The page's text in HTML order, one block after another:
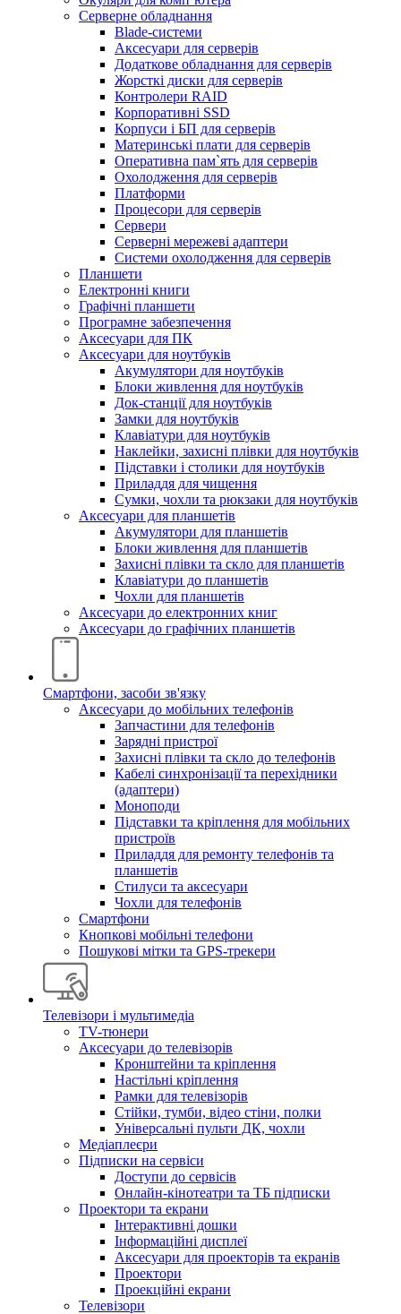
Серверне обладнання
Blade-системи
Аксесуари для серверів
Додаткове обладнання для серверів
Жорсткі диски для серверів
Контролери RAID
Корпоративні SSD
Корпуси і БП для серверів
Материнські плати для серверів
Оперативна пам`ять для серверів
Охолодження для серверів
Платформи
Процесори для серверів
Сервери
Серверні мережеві адаптери
Системи охолодження для серверів
Планшети
Електронні книги
Графічні планшети
Програмне забезпечення
Аксесуари для ПК
Аксесуари для ноутбуків
Акумулятори для ноутбуків
Блоки живлення для ноутбуків
Док-станції для ноутбуків
Замки для ноутбуків
Клавіатури для ноутбуків
Наклейки, захисні плівки для ноутбуків
Підставки і столики для ноутбуків
Приладдя для чищення
Сумки, чохли та рюкзаки для ноутбуків
Аксесуари для планшетів
Акумулятори для планшетів
Блоки живлення для планшетів
Захисні плівки та скло для планшетів
Клавіатури до планшетів
Чохли для планшетів
Аксесуари до електронних книг
Аксесуари дo графічних планшетів
Смартфони, засоби зв'язку
Аксесуари до мобільних телефонів
Запчастини для телефонів
Зарядні пристрої
Захисні плівки та скло до телефонів
Кабелі синхронізації та перехідники
(адаптери)
Моноподи
Підставки та кріплення для мобільних
пристроїв
Приладдя для ремонту телефонів та
планшетів
Стилуси та аксесуари
Чохли для телефонів
Смартфони
Кнопкові мобільні телефони
Пошукові мітки та GPS-трекери
Телевізори і мультимедіа
TV-тюнери
Аксесуари до телевізорів
Кронштейни та кріплення
Настільні кріплення
Рамки для телевізорів
Стійки, тумби, відео стіни, полки
Універсальні пульти ДК, чохли
Медіаплеєри
Підписки на сервіси
Доступи до сервісів
Онлайн-кінотеатри та ТБ підписки
Проектори та екрани
Інтерактивні дошки
Інформаційні дисплеї
Аксесуари для проекторів та екранів
Проектори
Проекційні екрани
Телевізори